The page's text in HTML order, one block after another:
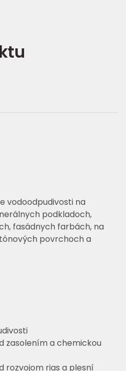
vodoodpudivosti na
podkladoch,
fasádnych farbách, na
povrchoch a
zasolením a chemickou
rozvojom rias a plesní